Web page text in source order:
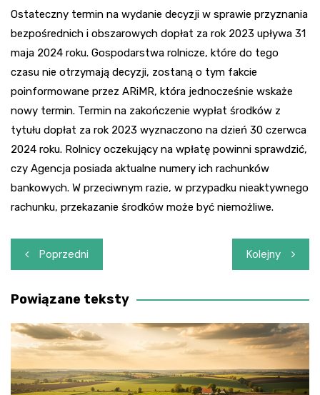
Ostateczny termin na wydanie decyzji w sprawie przyznania
bezpośrednich i obszarowych dopłat za rok 2023 upływa 31
maja 2024 roku. Gospodarstwa rolnicze, które do tego
czasu nie otrzymają decyzji, zostaną o tym fakcie
poinformowane przez ARiMR, która jednocześnie wskaże
nowy termin. Termin na zakończenie wypłat środków z
tytułu dopłat za rok 2023 wyznaczono na dzień 30 czerwca
2024 roku. Rolnicy oczekujący na wpłatę powinni sprawdzić,
czy Agencja posiada aktualne numery ich rachunków
bankowych. W przeciwnym razie, w przypadku nieaktywnego
rachunku, przekazanie środków może być niemożliwe.
Nawigacja
wpisu
Poprzedni Kolejny
Powiązane teksty